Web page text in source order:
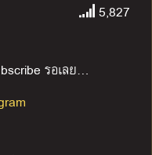
5,827
รอเลย…